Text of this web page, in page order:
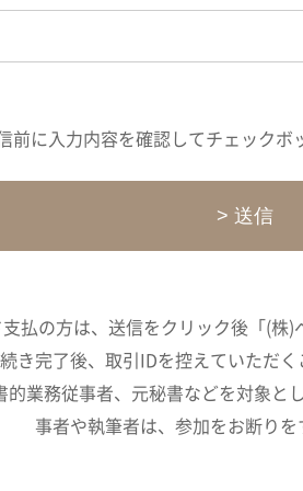
前に入力内容を確認してチェックボ
払の方は、送信をクリック後「(株)
き完了後、取引IDを控えていただく
業務従事者、元秘書などを対象と
事者や執筆者は、参加をお断りを